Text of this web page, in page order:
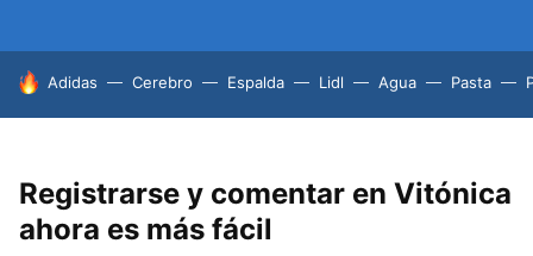
HOY SE HABLA DE
Adidas Cerebro Espalda Lidl Agua Pasta
Registrarse y comentar en Vitónica
ahora es más fácil